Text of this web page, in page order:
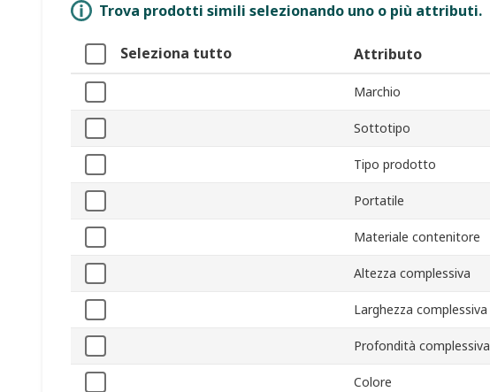
Trova prodotti simili selezionando uno o più attributi.
Seleziona tutto Attributo
Marchio
Sottotipo
Tipo prodotto
Portatile
Materiale contenitore
Altezza complessiva
Larghezza complessiva
Profondità complessiva
Colore